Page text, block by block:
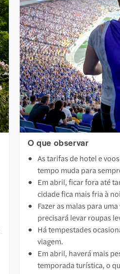
O que observar
As tarifas de hotel e
tempo muda para
Em abril, ficar fora até
cidade fica mais fria à
Fazer as malas para
precisará levar roupas
Há tempestades
viagem.
Em abril, haverá mais
temporada turística, o